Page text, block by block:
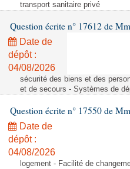
transport sanitaire privé
Question écrite n° 17612 de
Date de
dépôt :
04/08/2026
sécurité des biens et des
et de secours - Systèmes de
Question écrite n° 17550 de
Date de
dépôt :
04/08/2026
logement - Facilité de